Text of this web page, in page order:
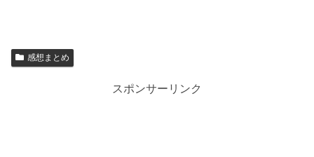
感想まとめ
スポンサーリンク